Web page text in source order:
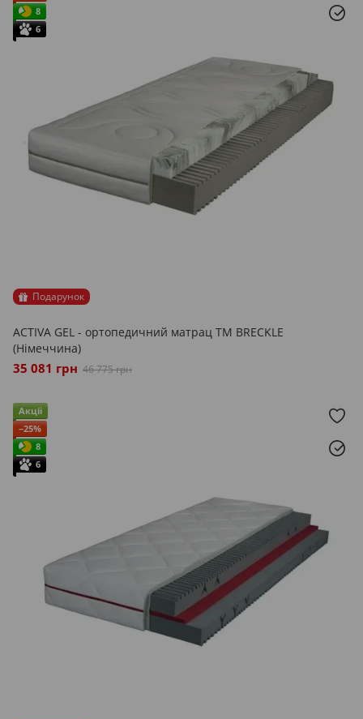
Подарунок
8
6
ACTIVA GEL - ортопедичний матрац ТМ BRECKLE
(Німеччина)
35 081 грн 46 775 грн
Акції
−25%
8
6